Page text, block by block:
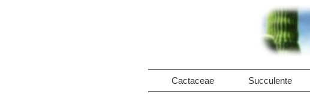
Cactaceae Succulente